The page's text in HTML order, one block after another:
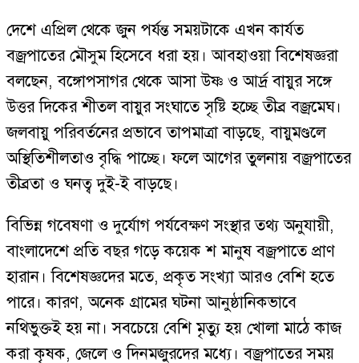
দেশে এপ্রিল থেকে জুন পর্যন্ত সময়টাকে এখন কার্যত
বজ্রপাতের মৌসুম হিসেবে ধরা হয়। আবহাওয়া বিশেষজ্ঞরা
বলছেন, বঙ্গোপসাগর থেকে আসা উষ্ণ ও আর্দ্র বায়ুর সঙ্গে
উত্তর দিকের শীতল বায়ুর সংঘাতে সৃষ্টি হচ্ছে তীব্র বজ্রমেঘ।
জলবায়ু পরিবর্তনের প্রভাবে তাপমাত্রা বাড়ছে, বায়ুমণ্ডলে
অস্থিতিশীলতাও বৃদ্ধি পাচ্ছে। ফলে আগের তুলনায় বজ্রপাতের
তীব্রতা ও ঘনত্ব দুই-ই বাড়ছে।
বিভিন্ন গবেষণা ও দুর্যোগ পর্যবেক্ষণ সংস্থার তথ্য অনুযায়ী,
বাংলাদেশে প্রতি বছর গড়ে কয়েক শ মানুষ বজ্রপাতে প্রাণ
হারান। বিশেষজ্ঞদের মতে, প্রকৃত সংখ্যা আরও বেশি হতে
পারে। কারণ, অনেক গ্রামের ঘটনা আনুষ্ঠানিকভাবে
নথিভুক্তই হয় না। সবচেয়ে বেশি মৃত্যু হয় খোলা মাঠে কাজ
করা কৃষক, জেলে ও দিনমজুরদের মধ্যে। বজ্রপাতের সময়